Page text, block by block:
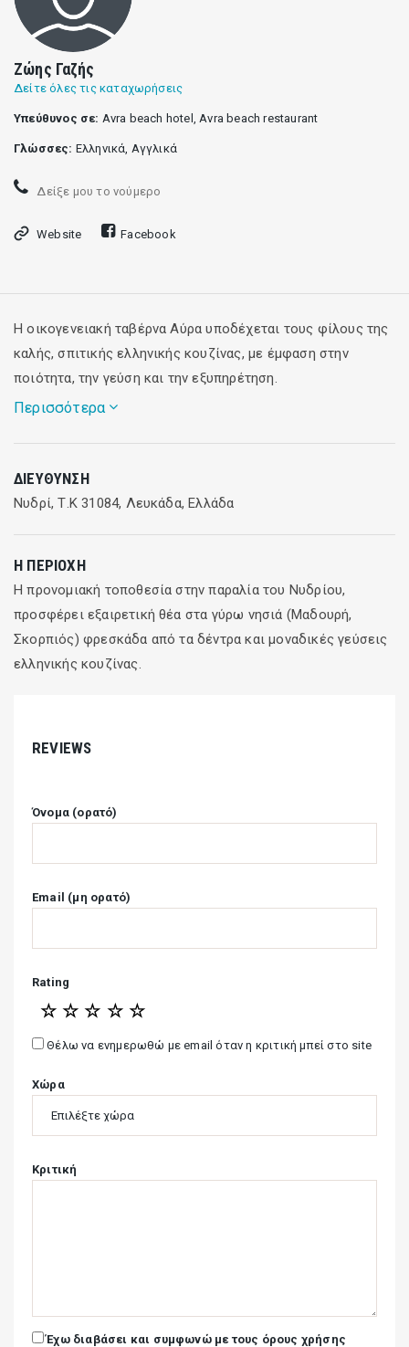
Ζώης Γαζής
Δείτε όλες τις καταχωρήσεις
Υπεύθυνος σε: Avra beach hotel, Avra beach restaurant
Γλώσσες: Ελληνικά, Αγγλικά
Δείξε μου το νούμερο
Website Facebook
Η οικογενειακή ταβέρνα Αύρα υποδέχεται τους φίλους της
καλής, σπιτικής ελληνικής κουζίνας, με έμφαση στην
ποιότητα, την γεύση και την εξυπηρέτηση.
Περισσότερα
μεσημεριανό γεύμα σας ως και το βραδινό, αφού η
λειτουργεία της ταβέρνας είναι συνεχόμενη.
ΔΙΕΎΘΥΝΣΗ
Νυδρί, Τ.Κ 31084, Λευκάδα, Ελλάδα
Η ΠΕΡΙΟΧΉ
Η προνομιακή τοποθεσία στην παραλία του Νυδρίου,
προσφέρει εξαιρετική θέα στα γύρω νησιά (Μαδουρή,
Σκορπιός) φρεσκάδα από τα δέντρα και μοναδικές γεύσεις
ελληνικής κουζίνας.
REVIEWS
Όνομα (ορατό)
Email (μη ορατό)
Rating
☆
☆
☆
☆
☆
Θέλω να ενημερωθώ με email όταν η κριτική μπεί στο site
Χώρα
Κριτική
Έχω διαβάσει και συμφωνώ με τους όρους χρήσης